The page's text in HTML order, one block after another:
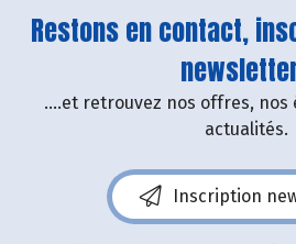
Restons en contact,
....et retrouvez nos offres, nos
actualités.
Inscription